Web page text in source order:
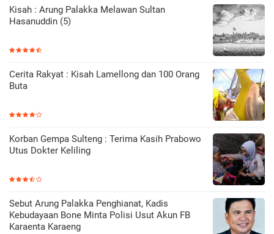
Kisah : Arung Palakka Melawan Sultan
Hasanuddin (5)
Cerita Rakyat : Kisah Lamellong dan 100 Orang
Buta
Korban Gempa Sulteng : Terima Kasih Prabowo
Utus Dokter Keliling
Sebut Arung Palakka Penghianat, Kadis
Kebudayaan Bone Minta Polisi Usut Akun FB
Karaenta Karaeng